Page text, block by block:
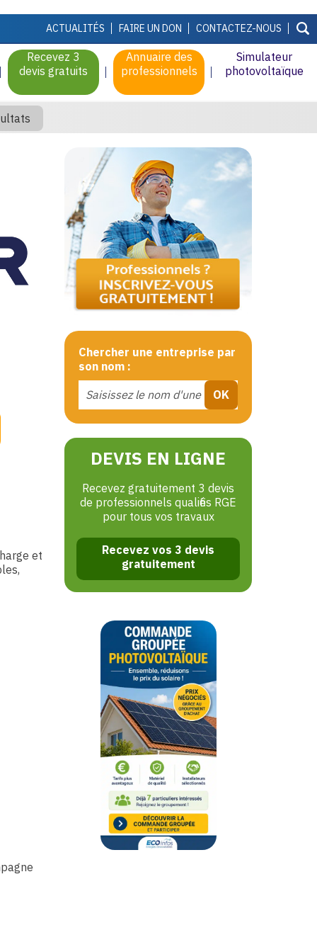
ACTUALITÉS FAIRE UN DON CONTACTEZ-NOUS
Recevez 3
devis gratuits
Annuaire des
professionnels
Simulateur
photovoltaïque
et
Chercher une entreprise par
son nom :
DEVIS EN LIGNE
Recevez gratuitement 3 devis
de professionnels qualifiés RGE
pour tous vos travaux
Recevez vos 3 devis
gratuitement